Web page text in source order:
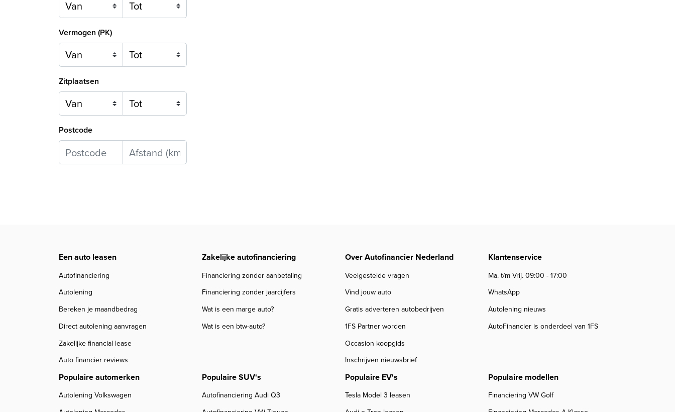
Vermogen (PK)
Zitplaatsen
Postcode
Een auto leasen
Autofinanciering
Autolening
Bereken je maandbedrag
Direct autolening aanvragen
Zakelijke financial lease
Auto financier reviews
Zakelijke autofinanciering
Financiering zonder aanbetaling
Financiering zonder jaarcijfers
Wat is een marge auto?
Wat is een btw-auto?
Over Autofinancier Nederland
Veelgestelde vragen
Vind jouw auto
Gratis adverteren autobedrijven
1FS Partner worden
Occasion koopgids
Inschrijven nieuwsbrief
Klantenservice
Ma. t/m Vrij. 09:00 - 17:00
WhatsApp
Autolening nieuws
AutoFinancier is onderdeel van 1FS
Populaire automerken
Autolening Volkswagen
Populaire SUV's
Autofinanciering Audi Q3
Populaire EV's
Tesla Model 3 leasen
Populaire modellen
Financiering VW Golf